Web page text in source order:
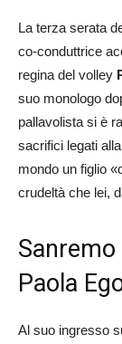
La terza serata
co-conduttrice
regina del volley
suo monologo
pallavolista si è
sacrifici legati
mondo un figlio
crudeltà che lei,
Paola
Al suo ingresso